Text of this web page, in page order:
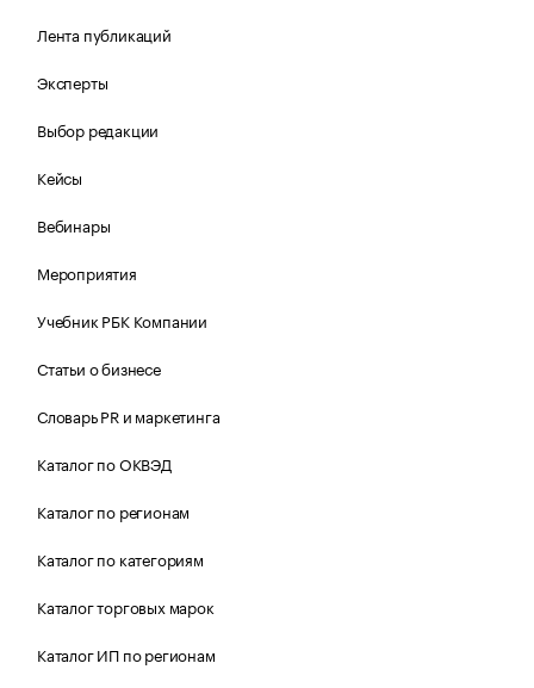
Лента публикаций
Эксперты
Выбор редакции
Кейсы
Вебинары
Мероприятия
Учебник РБК Компании
Статьи о бизнесе
Словарь PR и маркетинга
Каталог по ОКВЭД
Каталог по регионам
Каталог по категориям
Каталог торговых марок
Каталог ИП по регионам